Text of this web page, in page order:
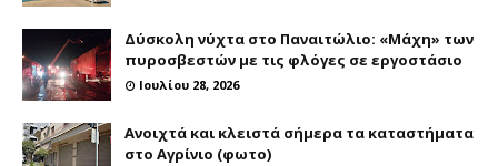
Δύσκολη νύχτα στο Παναιτώλιο: «Μάχη» των
πυροσβεστών με τις φλόγες σε εργοστάσιο
Ιουλίου 28, 2026
Ανοιχτά και κλειστά σήμερα τα καταστήματα
στο Αγρίνιο (φωτο)